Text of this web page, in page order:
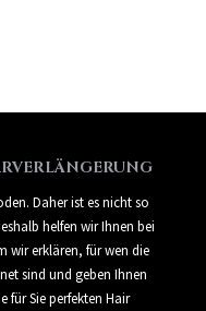
Daher ist es nicht so
helfen wir Ihnen bei
wir erklären, für wen die
sind und geben Ihnen
für Sie perfekten Hair